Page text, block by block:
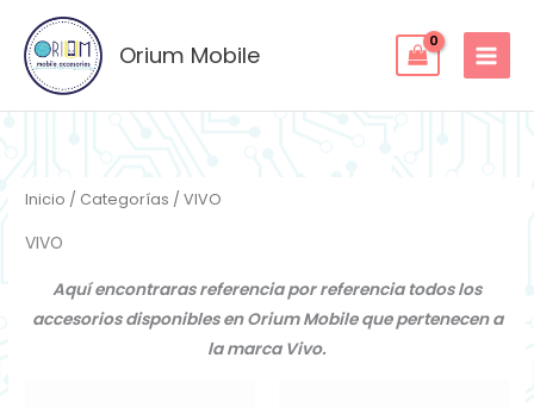
contenido
Orium Mobile
Inicio / Categorías / VIVO
VIVO
Aquí encontraras referencia por referencia todos los
accesorios disponibles en Orium Mobile que pertenecen a
la marca Vivo.